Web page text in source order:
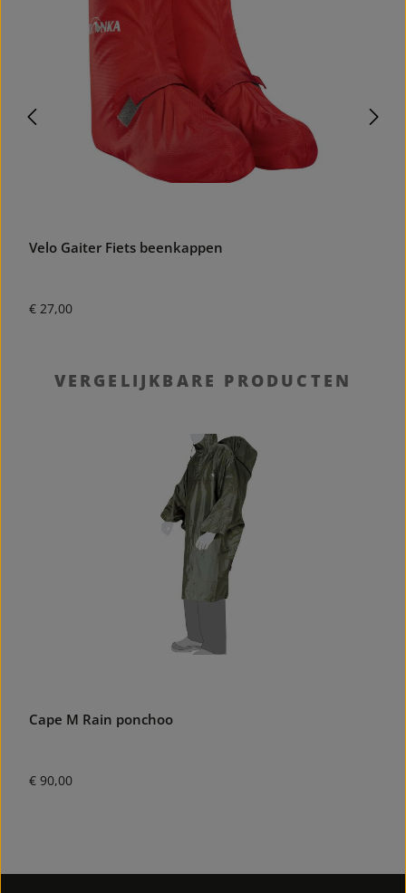
Velo Gaiter Fiets beenkappen
Normale prijs:
€ 27,00
Productgalerij overslaan
VERGELIJKBARE PRODUCTEN
Cape M Rain ponchoo
Normale prijs:
€ 90,00